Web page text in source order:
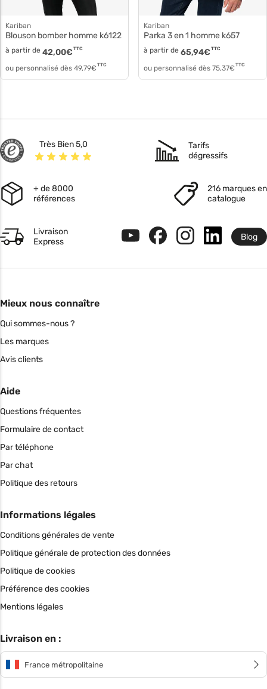
Kariban
Blouson bomber homme k6122
à partir de 42,00€ TTC
ou personnalisé dès 49,79€ TTC
Kariban
Parka 3 en 1 homme k657
à partir de 65,94€ TTC
ou personnalisé dès 75,37€ TTC
Très Bien 5,0
Tarifs
dégressifs
+ de 8000
références
216 marques en
catalogue
Livraison
Express
Blog
Mieux nous connaître
Qui sommes-nous ?
Les marques
Avis clients
Aide
Questions fréquentes
Formulaire de contact
Par téléphone
Par chat
Politique des retours
Informations légales
Conditions générales de vente
Politique générale de protection des données
Politique de cookies
Préférence des cookies
Mentions légales
Livraison en :
France métropolitaine